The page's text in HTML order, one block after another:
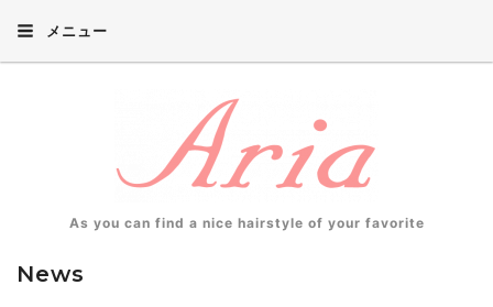
メニュー
As you can find a nice hairstyle of your favorite
News